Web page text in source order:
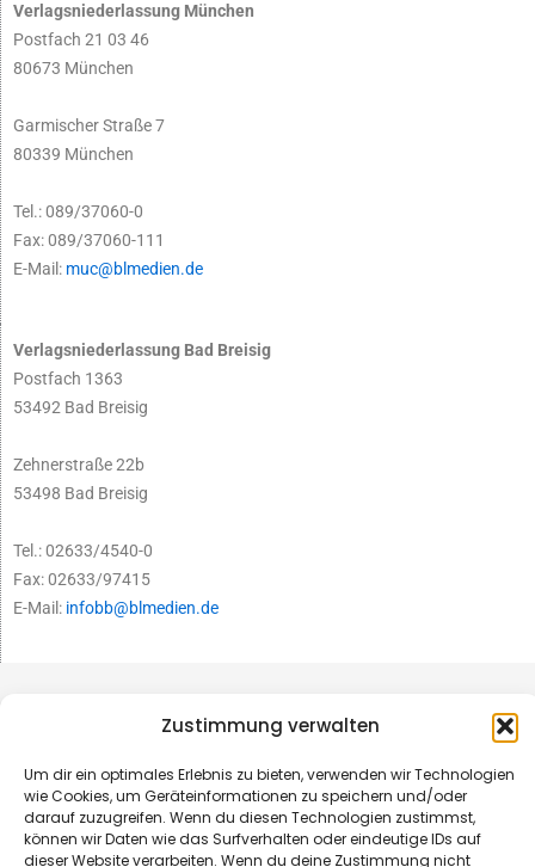
Zustimmung verwalten
Um dir ein optimales Erlebnis zu bieten, verwenden wir Technologien
wie Cookies, um Geräteinformationen zu speichern und/oder
darauf zuzugreifen. Wenn du diesen Technologien zustimmst,
können wir Daten wie das Surfverhalten oder eindeutige IDs auf
dieser Website verarbeiten. Wenn du deine Zustimmung nicht
Verlagsniederlassung München
Postfach 21 03 46
80673 München
Garmischer Straße 7
80339 München
Tel.: 089/37060-0
Fax: 089/37060-111
E-Mail: muc@blmedien.de
Verlagsniederlassung Bad Breisig
Postfach 1363
53492 Bad Breisig
Zehnerstraße 22b
53498 Bad Breisig
Tel.: 02633/4540-0
Fax: 02633/97415
E-Mail: infobb@blmedien.de